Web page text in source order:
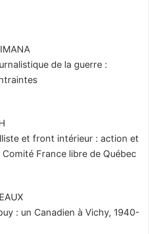
de la guerre :
et front intérieur : action et
France libre de Québec
: un Canadien à Vichy, 1940-